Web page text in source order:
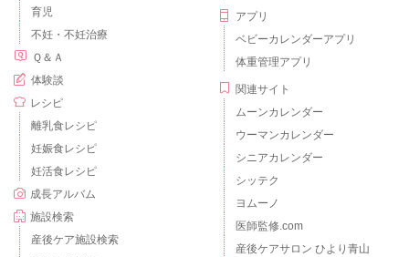
育児
不妊・不妊治療
Ｑ＆Ａ
体験談
レシピ
離乳食レシピ
妊娠食レシピ
妊活食レシピ
成長アルバム
施設検索
産後ケア施設検索
アプリ
ベビーカレンダーアプリ
体重管理アプリ
関連サイト
ムーンカレンダー
ウーマンカレンダー
シニアカレンダー
シッテク
ヨムーノ
医師監修.com
産後ケアサロン ひより青山